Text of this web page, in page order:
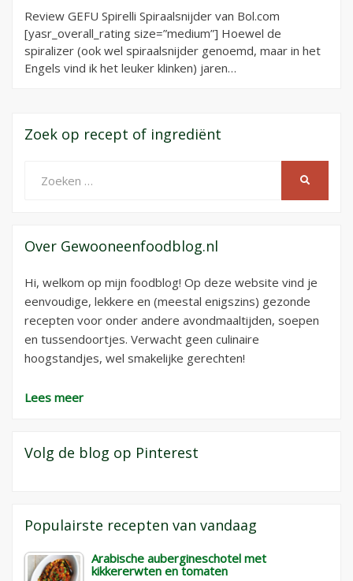
Review GEFU Spirelli Spiraalsnijder van Bol.com
[yasr_overall_rating size=”medium”] Hoewel de
spiralizer (ook wel spiraalsnijder genoemd, maar in het
Engels vind ik het leuker klinken) jaren…
Zoek op recept of ingrediënt
naar:
Over Gewooneenfoodblog.nl
Hi, welkom op mijn foodblog! Op deze website vind je
eenvoudige, lekkere en (meestal enigszins) gezonde
recepten voor onder andere avondmaaltijden, soepen
en tussendoortjes. Verwacht geen culinaire
hoogstandjes, wel smakelijke gerechten!
Lees meer
Volg de blog op Pinterest
Populairste recepten van vandaag
Arabische aubergineschotel met
kikkererwten en tomaten